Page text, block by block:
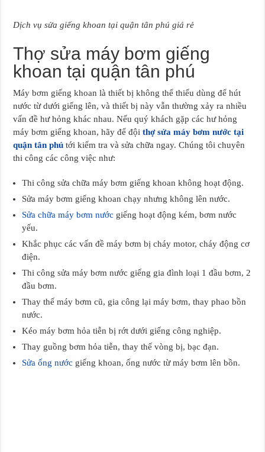
Dịch vụ sửa giếng khoan tại quận tân phú giá rẻ
Thợ sửa máy bơm giếng
khoan tại quận tân phú
Máy bơm giếng khoan là thiết bị không thể thiếu dùng để hút
nước từ dưới giếng lên, và thiết bị này vẫn thường xảy ra nhiều
vấn đề hư hỏng khác nhau. Nếu quý khách gặp các hư hỏng
máy bơm giếng khoan, hãy để độithợ sửa máy bơm nước tại
quận tân phú tới kiểm tra và sửa chữa ngay. Chúng tôi chuyên
thi công các công việc như:
Thi công sửa chữa máy bơm giếng khoan không hoạt động.
Sửa máy bơm giếng khoan chạy nhưng không lên nước.
Sửa chữa máy bơm nước giếng hoạt động kém, bơm nước
yếu.
Khắc phục các vấn đề máy bơm bị cháy motor, cháy động cơ
điện.
Thi công sửa máy bơm nước giếng gia đình loại 1 đầu bơm, 2
đầu bơm.
Thay thế máy bơm cũ, gia công lại máy bơm, thay phao bồn
nước.
Kéo máy bơm hỏa tiễn bị rớt dưới giếng công nghiệp.
Thay guồng bơm hỏa tiễn, thay thế vòng bị, bạc đạn.
Sửa ống nước giếng khoan, ống nước từ máy bơm lên bồn.